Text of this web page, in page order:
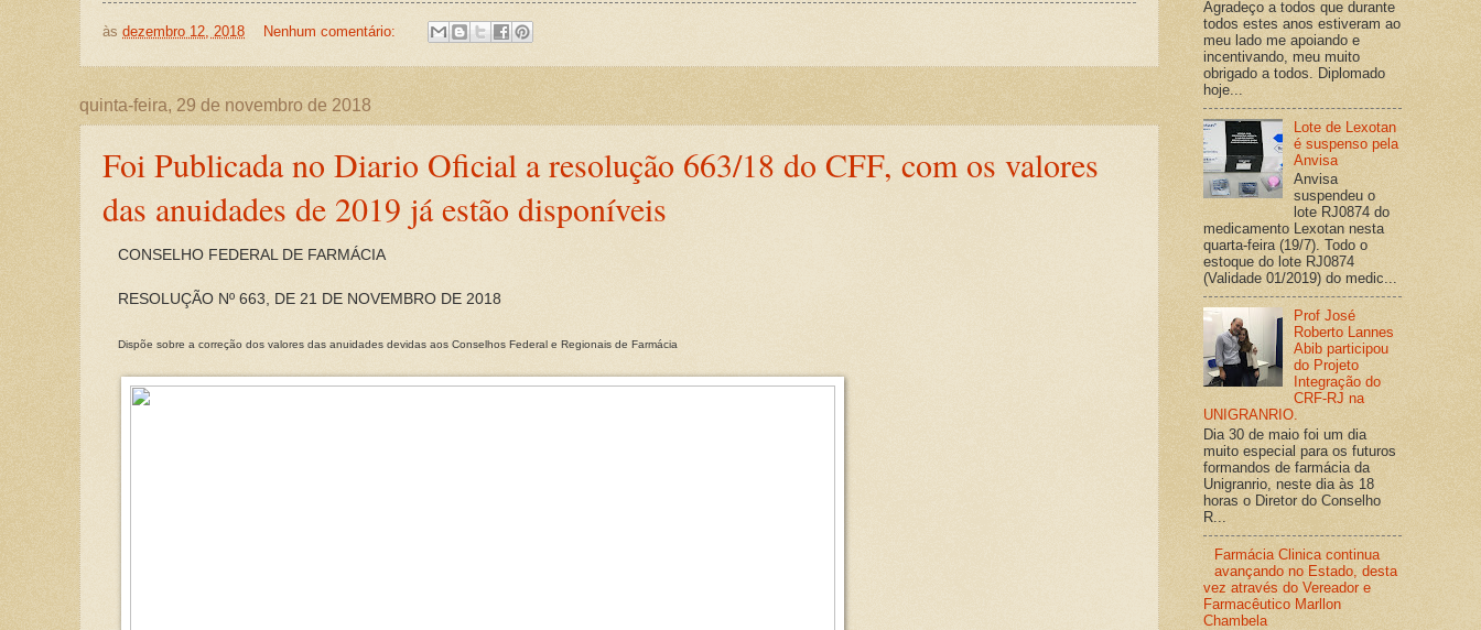
às dezembro 12, 2018 Nenhum comentário:
quinta-feira, 29 de novembro de 2018
Foi Publicada no Diario Oficial a resolução 663/18 do CFF, com os valores
das anuidades de 2019 já estão disponíveis
CONSELHO FEDERAL DE FARMÁCIA
RESOLUÇÃO Nº 663, DE 21 DE NOVEMBRO DE 2018
Dispõe sobre a correção dos valores das anuidades devidas aos Conselhos Federal e Regionais de Farmácia
Agradeço a todos que durante
todos estes anos estiveram ao
meu lado me apoiando e
incentivando, meu muito
obrigado a todos. Diplomado
hoje...
Lote de Lexotan
é suspenso pela
Anvisa
Anvisa
suspendeu o
lote RJ0874 do
medicamento Lexotan nesta
quarta-feira (19/7). Todo o
estoque do lote RJ0874
(Validade 01/2019) do medic...
Prof José
Roberto Lannes
Abib participou
do Projeto
Integração do
CRF-RJ na
UNIGRANRIO.
Dia 30 de maio foi um dia
muito especial para os futuros
formandos de farmácia da
Unigranrio, neste dia às 18
horas o Diretor do Conselho
R...
Farmácia Clinica continua
avançando no Estado, desta
vez através do Vereador e
Farmacêutico Marllon
Chambela